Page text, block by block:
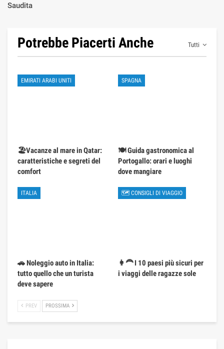
Saudita
Tutti
Potrebbe Piacerti Anche
EMIRATI ARABI UNITI
🏖️Vacanze al mare in Qatar:
caratteristiche e segreti del
comfort
SPAGNA
🍽️ Guida gastronomica al
Portogallo: orari e luoghi
dove mangiare
ITALIA
🚗 Noleggio auto in Italia:
tutto quello che un turista
deve sapere
🗺 CONSIGLI DI VIAGGIO
👩‍🦰 I 10 paesi più sicuri per
i viaggi delle ragazze sole
PREV PROSSIMA